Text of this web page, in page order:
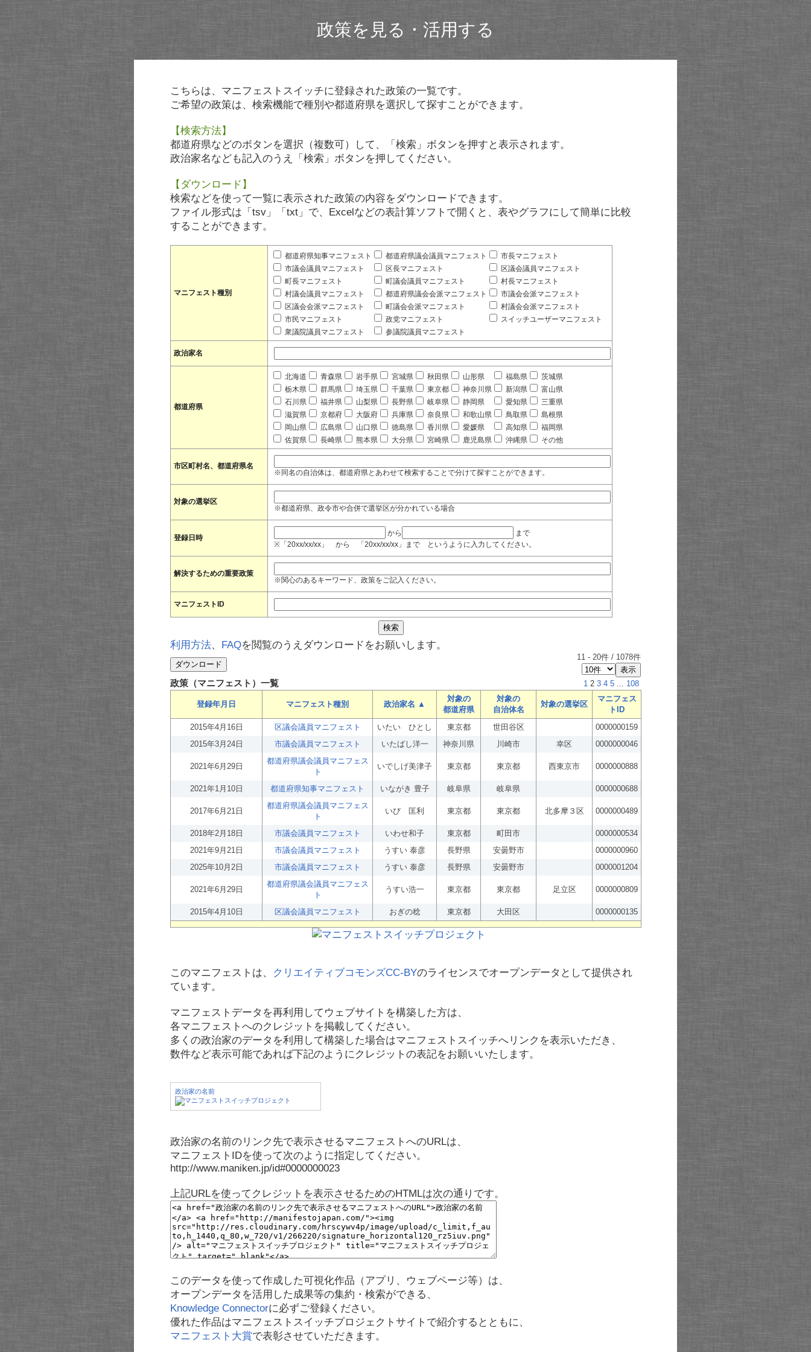
政策を見る・活用する
こちらは、マニフェストスイッチに登録された政策の一覧です。
ご希望の政策は、検索機能で種別や都道府県を選択して探すことができます。
【検索方法】
都道府県などのボタンを選択（複数可）して、「検索」ボタンを押すと表示されます。
政治家名なども記入のうえ「検索」ボタンを押してください。
【ダウンロード】
検索などを使って一覧に表示された政策の内容をダウンロードできます。
ファイル形式は「tsv」「txt」で、Excelなどの表計算ソフトで開くと、表やグラフにして簡単に比較
することができます。
マニフェスト種別
都道府県知事マニフェスト 都道府県議会議員マニフェスト
市長マニフェスト
市議会議員マニフェスト
区長マニフェスト
区議会議員マニフェスト
町長マニフェスト
町議会議員マニフェスト
村長マニフェスト
村議会議員マニフェスト
都道府県議会会派マニフェスト
市議会会派マニフェスト
区議会会派マニフェスト
町議会会派マニフェスト
村議会会派マニフェスト
市民マニフェスト
政党マニフェスト
スイッチユーザーマニフェスト
衆議院議員マニフェスト
参議院議員マニフェスト
政治家名
都道府県
北海道 青森県 岩手県 宮城県 秋田県 山形県 福島県
茨城県
栃木県
群馬県 埼玉県 千葉県 東京都 神奈川県 新潟県
富山県
石川県
福井県 山梨県 長野県 岐阜県 静岡県 愛知県
三重県
滋賀県
京都府 大阪府 兵庫県 奈良県 和歌山県 鳥取県
島根県
岡山県
広島県 山口県 徳島県 香川県 愛媛県 高知県
福岡県
佐賀県
長崎県 熊本県 大分県 宮崎県 鹿児島県 沖縄県 その他
市区町村名、都道府県名
※同名の自治体は、都道府県とあわせて検索することで分けて探すことができます。
対象の選挙区
※都道府県、政令市や合併で選挙区が分かれている場合
登録日時
から
まで
※「20xx/xx/xx」 から 「20xx/xx/xx」まで というように入力してください。
解決するための重要政策
※関心のあるキーワード、政策をご記入ください。
マニフェストID
利用方法、 FAQを閲覧のうえダウンロードをお願いします。
11 - 20件 / 1078件
政策（マニフェスト）一覧 1 2 3 4 5 ... 108
登録年月日 マニフェスト種別 政治家名 ▲
対象の
都道府県
対象の
自治体名
対象の選挙区
マニフェス
トID
2015年4月16日
区議会議員マニフェスト いたい ひとし 東京都 世田谷区
0000000159
2015年3月24日
市議会議員マニフェスト いたばし洋一 神奈川県 川崎市 幸区 0000000046
2021年6月29日
都道府県議会議員マニフェス
ト
いでしげ美津子 東京都 東京都 西東京市 0000000888
2021年1月10日 都道府県知事マニフェスト いながき 豊子 岐阜県 岐阜県 0000000688
2017年6月21日
都道府県議会議員マニフェス
ト
いび 匡利 東京都 東京都 北多摩３区 0000000489
2018年2月18日 市議会議員マニフェスト いわせ和子 東京都 町田市
0000000534
2021年9月21日
市議会議員マニフェスト うすい 泰彦 長野県 安曇野市
0000000960
2025年10月2日
市議会議員マニフェスト うすい 泰彦 長野県 安曇野市 0000001204
2021年6月29日
都道府県議会議員マニフェス
ト
うすい浩一 東京都 東京都 足立区 0000000809
2015年4月10日 区議会議員マニフェスト おぎの稔 東京都 大田区 0000000135
このマニフェストは、 クリエイティブコモンズCC-BYのライセンスでオープンデータとして提供され
ています。
マニフェストデータを再利用してウェブサイトを構築した方は、
各マニフェストへのクレジットを掲載してください。
多くの政治家のデータを利用して構築した場合はマニフェストスイッチへリンクを表示いただき、
数件など表示可能であれば下記のようにクレジットの表記をお願いいたします。
政治家の名前
政治家の名前のリンク先で表示させるマニフェストへのURLは、
マニフェストIDを使って次のように指定してください。
http://www.maniken.jp/id#0000000023
上記URLを使ってクレジットを表示させるためのHTMLは次の通りです。
このデータを使って作成した可視化作品（アプリ、ウェブページ等）は、
オープンデータを活用した成果等の集約・検索ができる、
Knowledge Connectorに必ずご登録ください。
優れた作品はマニフェストスイッチプロジェクトサイトで紹介するとともに、
マニフェスト大賞で表彰させていただきます。